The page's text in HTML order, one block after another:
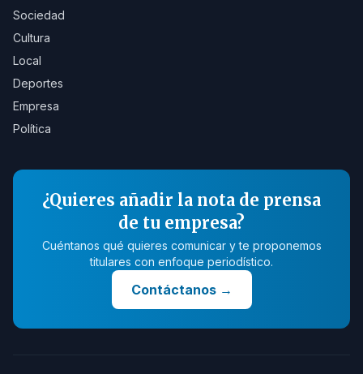
Sociedad
Cultura
Local
Deportes
Empresa
Política
¿Quieres añadir la nota de prensa
de tu empresa?
Cuéntanos qué quieres comunicar y te proponemos
titulares con enfoque periodístico.
Contáctanos→